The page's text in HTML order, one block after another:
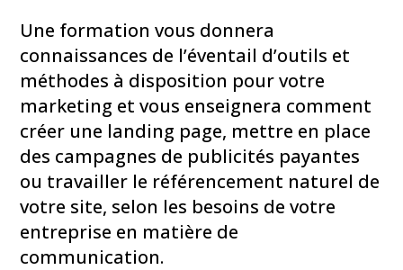
Une formation vous donnera
connaissances de l’éventail d’outils et
méthodes à disposition pour votre
marketing et vous enseignera comment
créer une landing page, mettre en place
des campagnes de publicités payantes
ou travailler le référencement naturel de
votre site, selon les besoins de votre
entreprise en matière de
communication.